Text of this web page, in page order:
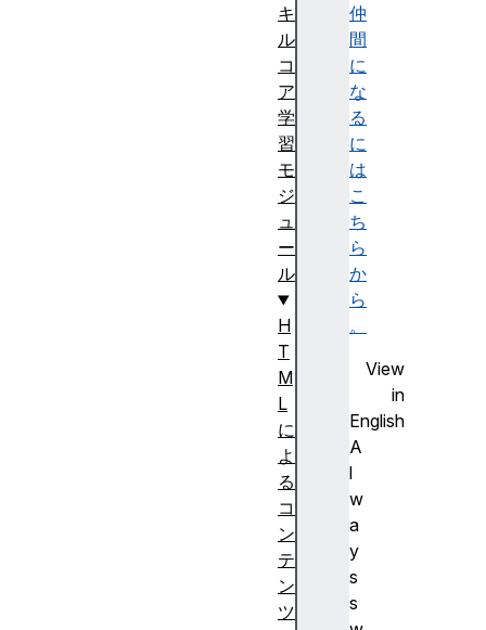
仲
間
に
な
る
に
は
こ
ち
ら
か
ら
。
View
in
English
A
l
w
a
y
s
s
キ
ル
コ
ア
学
習
モ
ジ
ュ
ー
ル
H
T
M
L
に
よ
る
コ
ン
テ
ン
ツ